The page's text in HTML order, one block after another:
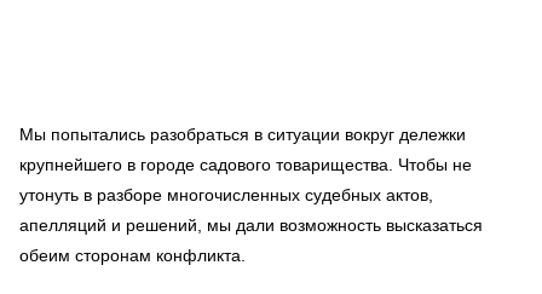
Мы попытались разобраться в ситуации вокруг дележки
крупнейшего в городе садового товарищества. Чтобы не
утонуть в разборе многочисленных судебных актов,
апелляций и решений, мы дали возможность высказаться
обеим сторонам конфликта.